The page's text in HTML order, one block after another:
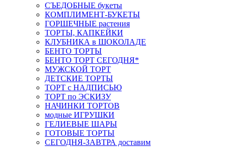
СЪЕДОБНЫЕ букеты
КОМПЛИМЕНТ-БУКЕТЫ
ГОРШЕЧНЫЕ растения
ТОРТЫ, КАПКЕЙКИ
КЛУБНИКА в ШОКОЛАДЕ
БЕНТО ТОРТЫ
БЕНТО ТОРТ СЕГОДНЯ*
МУЖСКОЙ ТОРТ
ДЕТСКИЕ ТОРТЫ
ТОРТ с НАДПИСЬЮ
ТОРТ по ЭСКИЗУ
НАЧИНКИ ТОРТОВ
модные ИГРУШКИ
ГЕЛИЕВЫЕ ШАРЫ
ГОТОВЫЕ ТОРТЫ
СЕГОДНЯ-ЗАВТРА доставим